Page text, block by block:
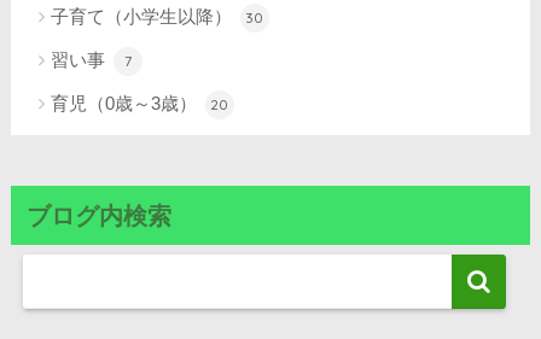
子育て（小学生以降） 30
習い事 7
育児（0歳～3歳） 20
ブログ内検索